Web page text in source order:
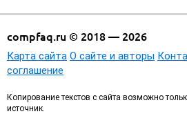
compfaq.ru © 2018 — 2026
Карта сайта О сайте и авторы
соглашение
Копирование текстов с сайта возможно
источник.